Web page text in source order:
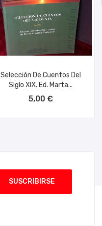
Selección De Cuentos Del
Siglo XIX. Ed. Marta...
5,00 €
AÑADIR AL CARRITO